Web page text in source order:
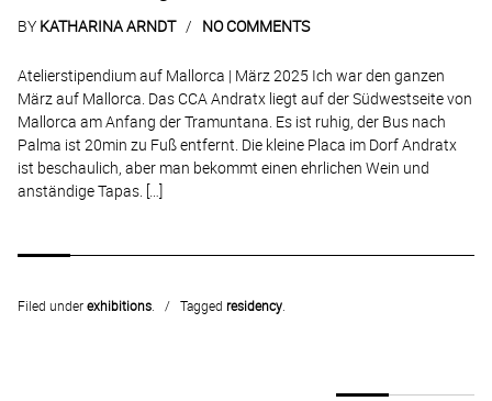
BY KATHARINA ARNDT NO COMMENTS
Atelierstipendium auf Mallorca | März 2025 Ich war den ganzen
März auf Mallorca. Das CCA Andratx liegt auf der Südwestseite von
Mallorca am Anfang der Tramuntana. Es ist ruhig, der Bus nach
Palma ist 20min zu Fuß entfernt. Die kleine Placa im Dorf Andratx
ist beschaulich, aber man bekommt einen ehrlichen Wein und
anständige Tapas. […]
Filed underexhibitions Tagged residency